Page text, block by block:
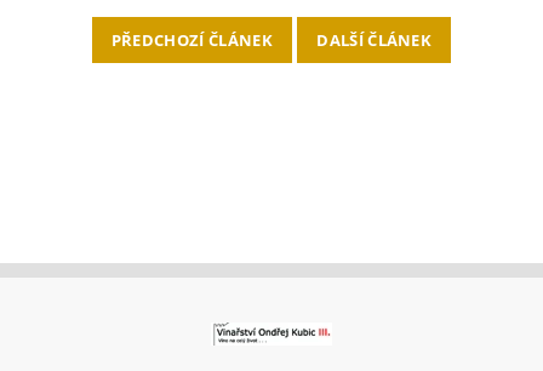
PŘEDCHOZÍ ČLÁNEK DALŠÍ ČLÁNEK